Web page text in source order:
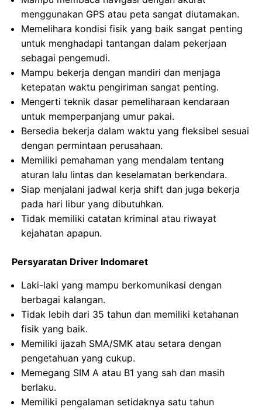
menggunakan GPS atau peta sangat diutamakan.
Memelihara kondisi fisik yang baik sangat penting
untuk menghadapi tantangan dalam pekerjaan
sebagai pengemudi.
Mampu bekerja dengan mandiri dan menjaga
ketepatan waktu pengiriman sangat penting.
Mengerti teknik dasar pemeliharaan kendaraan
untuk memperpanjang umur pakai.
Bersedia bekerja dalam waktu yang fleksibel sesuai
dengan permintaan perusahaan.
Memiliki pemahaman yang mendalam tentang
aturan lalu lintas dan keselamatan berkendara.
Siap menjalani jadwal kerja shift dan juga bekerja
pada hari libur yang dibutuhkan.
Tidak memiliki catatan kriminal atau riwayat
kejahatan apapun.
Persyaratan Driver Indomaret
Laki-laki yang mampu berkomunikasi dengan
berbagai kalangan.
Tidak lebih dari 35 tahun dan memiliki ketahanan
fisik yang baik.
Memiliki ijazah SMA/SMK atau setara dengan
pengetahuan yang cukup.
Memegang SIM A atau B1 yang sah dan masih
berlaku.
Memiliki pengalaman setidaknya satu tahun